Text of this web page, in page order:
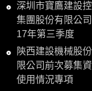
深圳市寶鷹建設
集團股份有限公
17年第三季度
陝西建設機械股
限公司前次募集
使用情況專項